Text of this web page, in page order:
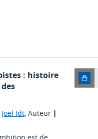
: histoire
Joël Idt, Auteur |